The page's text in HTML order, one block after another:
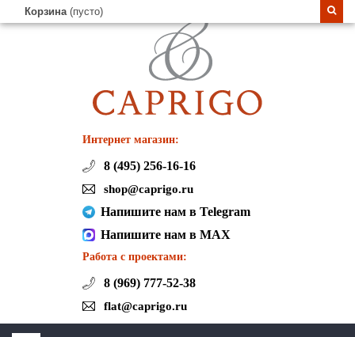
Корзина (пусто)
Интернет магазин:
8 (495) 256-16-16
shop@caprigo.ru
Напишите нам в Telegram
Напишите нам в MAX
Работа с проектами:
8 (969) 777-52-38
flat@caprigo.ru